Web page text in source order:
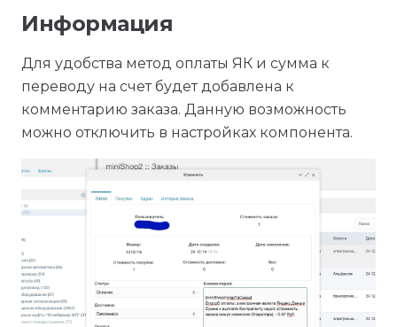
Информация
Для удобства метод оплаты ЯК и сумма к
переводу на счет будет добавлена к
комментарию заказа. Данную возможность
можно отключить в настройках компонента.